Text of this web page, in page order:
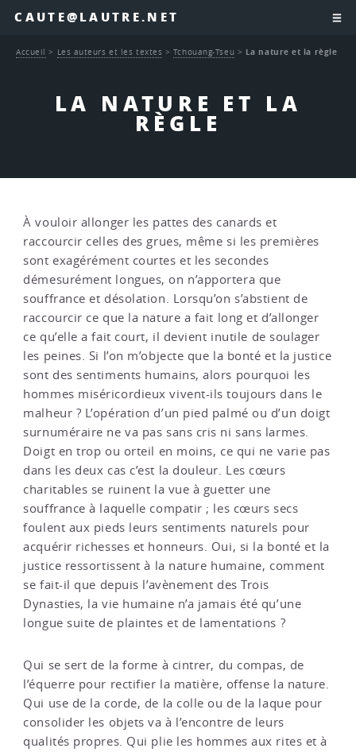
CAUTE@LAUTRE.NET
LA NATURE ET LA
RÈGLE
Accueil > Les auteurs et les textes > Tchouang-Tseu > La nature et la règle
À vouloir allonger les pattes des canards et
raccourcir celles des grues, même si les premières
sont exagérément courtes et les secondes
démesurément longues, on n’apportera que
souffrance et désolation. Lorsqu’on s’abstient de
raccourcir ce que la nature a fait long et d’allonger
ce qu’elle a fait court, il devient inutile de soulager
les peines. Si l’on m’objecte que la bonté et la justice
sont des sentiments humains, alors pourquoi les
hommes miséricordieux vivent-ils toujours dans le
malheur ? L’opération d’un pied palmé ou d’un doigt
surnuméraire ne va pas sans cris ni sans larmes.
Doigt en trop ou orteil en moins, ce qui ne varie pas
dans les deux cas c’est la douleur. Les cœurs
charitables se ruinent la vue à guetter une
souffrance à laquelle compatir ; les cœurs secs
foulent aux pieds leurs sentiments naturels pour
acquérir richesses et honneurs. Oui, si la bonté et la
justice ressortissent à la nature humaine, comment
se fait-il que depuis l’avènement des Trois
Dynasties, la vie humaine n’a jamais été qu’une
longue suite de plaintes et de lamentations ?
Qui se sert de la forme à cintrer, du compas, de
l’équerre pour rectifier la matière, offense la nature.
Qui use de la corde, de la colle ou de la laque pour
consolider les objets va à l’encontre de leurs
qualités propres. Qui plie les hommes aux rites et à